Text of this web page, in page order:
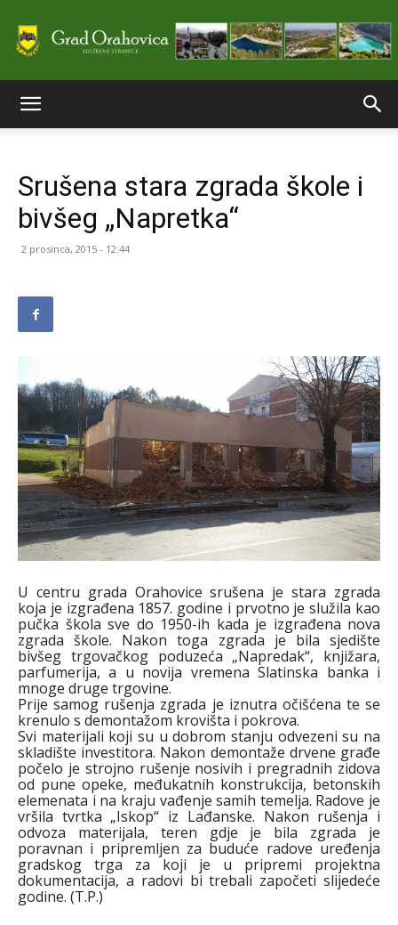
stranice
Srušena stara zgrada škole i
bivšeg „Napretka“
2 prosinca, 2015 - 12:44
U centru grada Orahovice srušena je stara zgrada
koja je izgrađena 1857. godine i prvotno je služila kao
pučka škola sve do 1950-ih kada je izgrađena nova
zgrada škole. Nakon toga zgrada je bila sjedište
bivšeg trgovačkog poduzeća „Napredak“, knjižara,
parfumerija, a u novija vremena Slatinska banka i
mnoge druge trgovine.
Prije samog rušenja zgrada je iznutra očišćena te se
krenulo s demontažom krovišta i pokrova.
Svi materijali koji su u dobrom stanju odvezeni su na
skladište investitora. Nakon demontaže drvene građe
počelo je strojno rušenje nosivih i pregradnih zidova
od pune opeke, međukatnih konstrukcija, betonskih
elemenata i na kraju vađenje samih temelja. Radove je
vršila tvrtka „Iskop“ iz Lađanske. Nakon rušenja i
odvoza materijala, teren gdje je bila zgrada je
poravnan i pripremljen za buduće radove uređenja
gradskog trga za koji je u pripremi projektna
dokumentacija, a radovi bi trebali započeti slijedeće
godine. (T.P.)